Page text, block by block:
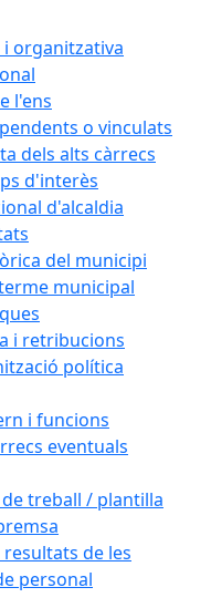
organitzativa
l'ens
o vinculats
dels alts càrrecs
d'interès
d'alcaldia
del municipi
municipal
i retribucions
política
i funcions
eventuals
de treball / plantilla
de les
personal